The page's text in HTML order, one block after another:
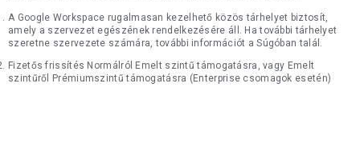
A Google Workspace rugalmasan kezelhető közös tárhelyet biztosít,
amely a szervezet egészének rendelkezésére áll. Ha további tárhelyet
szeretne szervezete számára, további információt a Súgóban talál.
Fizetős frissítés Normálról Emelt szintű támogatásra, vagy Emelt
szintűről Prémiumszintű támogatásra (Enterprise csomagok esetén)